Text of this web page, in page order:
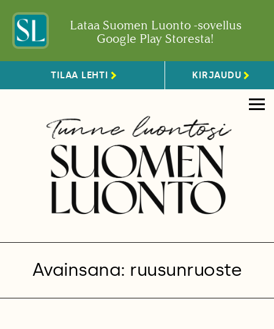
Lataa Suomen Luonto -sovellus
Google Play Storesta!
TILAA LEHTI KIRJAUDU
Avainsana: ruusunruoste